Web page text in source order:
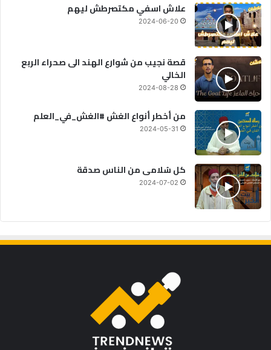
علاش اسفي مكتصرطش ليهم
2024-06-20
قصة نجيب من شوارع الهند الى صحراء الربع
الخالي
2024-08-28
من أخطر أنواع الغش #الغش_في_العلم
2024-05-31
كل سُلامى من الناس صدقة
2024-07-02